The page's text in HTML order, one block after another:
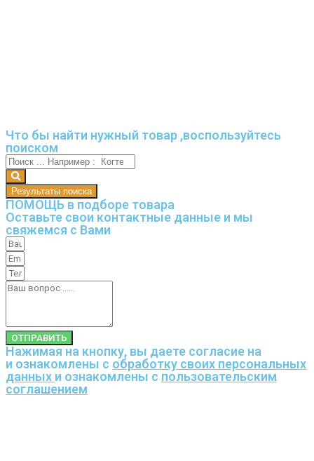
Что бы найти нужный товар ,воспользуйтесь
поиском
Результаты поиска
ПОМОЩЬ в подборе товара
Оставьте свои контактные данные и мы
свяжемся с Вами
ОТПРАВИТЬ
Нажимая на кнопку, вы даете согласие на
и ознакомлены с обработку своих персональных
данных и ознакомлены с пользовательским
соглашением